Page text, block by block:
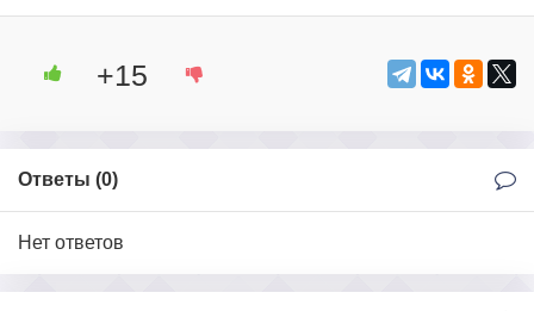
+15
Ответы (0)
Нет ответов